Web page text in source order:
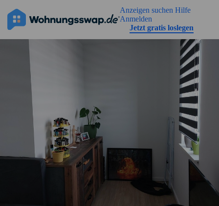
Anzeigen suchen Hilfe
Anmelden
Jetzt gratis loslegen